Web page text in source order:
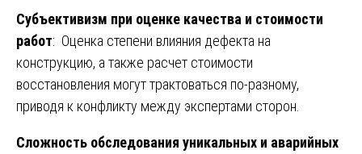
Субъективизм при оценке качества и стоимости
работ: Оценка степени влияния дефекта на
конструкцию, а также расчет стоимости
восстановления могут трактоваться по-разному,
приводя к конфликту между экспертами сторон.
Сложность обследования уникальных и аварийных